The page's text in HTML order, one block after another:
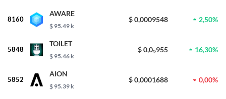
8160
AWARE
$ 95.49 k
$ 0,0009548 2,50%
5848
TOILET
$ 95.46 k
$ 0,0₅955 16,30%
5852
AION
$ 95.39 k
$ 0,0001688 0,00%